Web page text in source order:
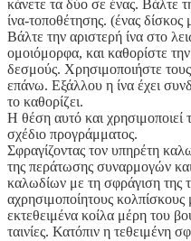
κάνετε τα δύο σε ένας. Βάλτε
ίνα-τοποθέτησης. (ένας
Βάλτε την αριστερή ίνα στο
ομοιόμορφα, και καθορίστε
δεσμούς. Χρησιμοποιήστε
επάνω. Εξάλλου η ίνα έχει
το καθορίζει.
Η θέση αυτό και
σχέδιο προγράμματος.
Σφραγίζοντας τον υπηρέτη
της περάτωσης συναρμογών
καλωδίων με τη σφράγιση της
αχρησιμοποίητους
εκτεθειμένα κοίλα μέρη του
ταινίες. Κατόπιν η τεθειμένη